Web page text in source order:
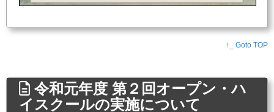
↑_ Goto TOP
令和元年度 第２回オープン・ハ
イスクールの実施について